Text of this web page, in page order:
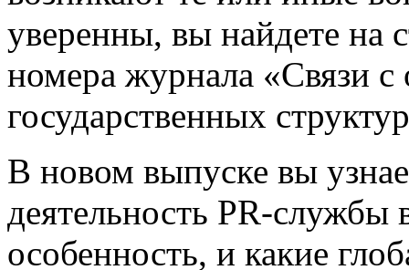
уверенны, вы найдете на
номера журнала «Связи
государственных
В новом выпуске вы
деятельность PR-службы
особенность, и какие